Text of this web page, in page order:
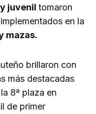
y juvenil tomaron
en la
mazas.
brillaron con
más destacadas
8ª plaza en
de primer